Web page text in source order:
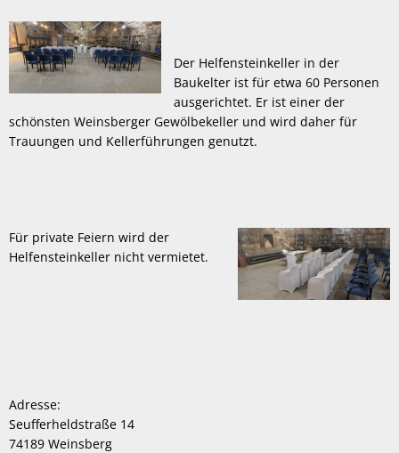
Der Helfensteinkeller in der
Baukelter ist für etwa 60 Personen
ausgerichtet. Er ist einer der
schönsten Weinsberger Gewölbekeller und wird daher für
Trauungen und Kellerführungen genutzt.
Für private Feiern wird der
Helfensteinkeller nicht vermietet.
Adresse:
Seufferheldstraße 14
74189 Weinsberg